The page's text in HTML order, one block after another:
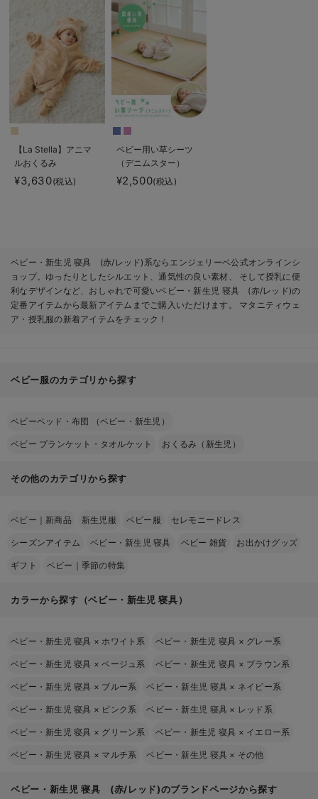
【La Stella】アニマ
ルおくるみ
¥3,630(税込)
ベビー用い草シーツ
（デニムスター）
¥2,500(税込)
ベビー・新生児 寝具 (赤/レッド)系ならエンジェリーベ公式オンラインシ
ョップ。ゆったりとしたシルエット、通気性の良い素材、 そして授乳に便
利なデザインなど、おしゃれで可愛いベビー・新生児 寝具 (赤/レッド)の
定番アイテムから最新アイテムまでご購入いただけます。 マタニティウェ
ア・授乳服の新着アイテムをチェック！
ベビー服のカテゴリから探す
ベビーベッド・布団 （ベビー・新生児）
ベビー ブランケット・タオルケット おくるみ（新生児）
その他のカテゴリから探す
ベビー｜新商品 新生児服 ベビー服 セレモニードレス
シーズンアイテム ベビー・新生児 寝具 ベビー 雑貨 お出かけグッズ
ギフト ベビー｜季節の特集
カラーから探す（ベビー・新生児 寝具）
ベビー・新生児 寝具 ×ホワイト系 ベビー・新生児 寝具 × グレー系
ベビー・新生児 寝具 ×ベージュ系 ベビー・新生児 寝具 × ブラウン系
ベビー・新生児 寝具 × ブルー系 ベビー・新生児 寝具 × ネイビー系
ベビー・新生児 寝具 × ピンク系 ベビー・新生児 寝具 × レッド系
ベビー・新生児 寝具 × グリーン系 ベビー・新生児 寝具 × イエロー系
ベビー・新生児 寝具 × マルチ系 ベビー・新生児 寝具 × その他
ベビー・新生児 寝具 (赤/レッド)のブランドページから探す